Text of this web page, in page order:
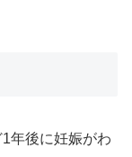
年後に妊娠がわ